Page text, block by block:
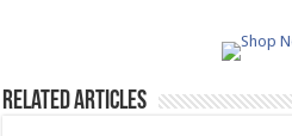
Related Articles